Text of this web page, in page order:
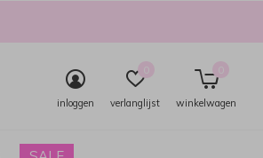
inloggen verlanglijst
0
winkelwagen
0